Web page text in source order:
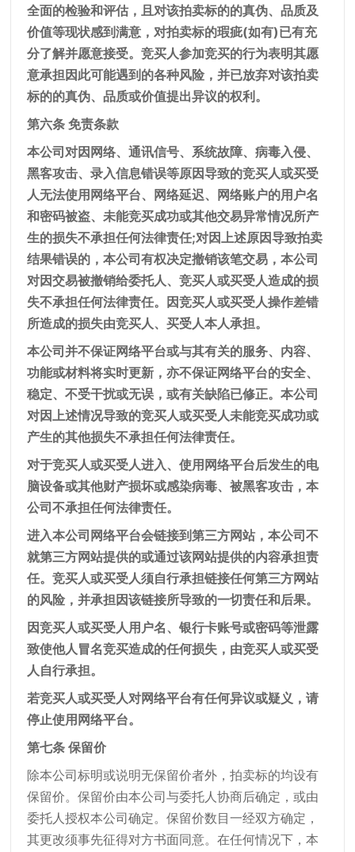
全面的检验和评估，且对该拍卖标的的真伪、品质及
价值等现状感到满意，对拍卖标的瑕疵(如有)已有充
分了解并愿意接受。竞买人参加竞买的行为表明其愿
意承担因此可能遇到的各种风险，并已放弃对该拍卖
标的的真伪、品质或价值提出异议的权利。
第六条 免责条款
本公司对因网络、通讯信号、系统故障、病毒入侵、
黑客攻击、录入信息错误等原因导致的竞买人或买受
人无法使用网络平台、网络延迟、网络账户的用户名
和密码被盗、未能竞买成功或其他交易异常情况所产
生的损失不承担任何法律责任;对因上述原因导致拍卖
结果错误的，本公司有权决定撤销该笔交易，本公司
对因交易被撤销给委托人、竞买人或买受人造成的损
失不承担任何法律责任。因竞买人或买受人操作差错
所造成的损失由竞买人、买受人本人承担。
本公司并不保证网络平台或与其有关的服务、内容、
功能或材料将实时更新，亦不保证网络平台的安全、
稳定、不受干扰或无误，或有关缺陷已修正。本公司
对因上述情况导致的竞买人或买受人未能竞买成功或
产生的其他损失不承担任何法律责任。
对于竞买人或买受人进入、使用网络平台后发生的电
脑设备或其他财产损坏或感染病毒、被黑客攻击，本
公司不承担任何法律责任。
进入本公司网络平台会链接到第三方网站，本公司不
就第三方网站提供的或通过该网站提供的内容承担责
任。竞买人或买受人须自行承担链接任何第三方网站
的风险，并承担因该链接所导致的一切责任和后果。
因竞买人或买受人用户名、银行卡账号或密码等泄露
致使他人冒名竞买造成的任何损失，由竞买人或买受
人自行承担。
若竞买人或买受人对网络平台有任何异议或疑义，请
停止使用网络平台。
第七条 保留价
除本公司标明或说明无保留价者外，拍卖标的均设有
保留价。保留价由本公司与委托人协商后确定，或由
委托人授权本公司确定。保留价数目一经双方确定，
其更改须事先征得对方书面同意。在任何情况下，本